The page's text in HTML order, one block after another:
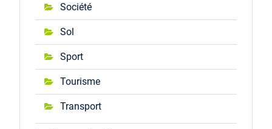
Société
Sol
Sport
Tourisme
Transport